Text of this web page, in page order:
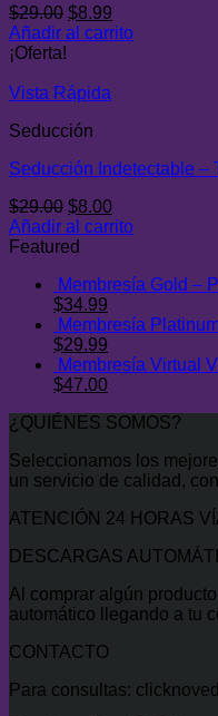
$29.00 El
precio
$29.00.
$8.99
precio
Añadir al carrito
¡Oferta!
Vista Rápida
Seducción
Seducción Indetectable –
$29.00 El
precio
original
$29.00.
$8.00El
precio
$8.00.
Añadir al carrito
Featured
Membresía Gold –
El
precio
original
era:
$400.00.
$34.99
precio
es:
$34.99.
Membresía
El
precio
original
$300.00.
$29.99
precio
actual
$29.99.
Membresía Virtual
El
original
$500.00.
$47.00El
actual
$47.00.
¿QUIÉNES SOMOS?
Seleccionamos los
un servicio de calidad,
ATENCIÓN 24 HORAS
DESCARGAS
Al comprar algún
automático llegando a tu
CONTACTO
Para consultas: